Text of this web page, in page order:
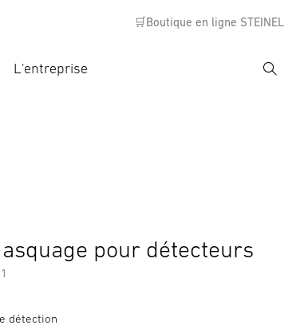
🛒Boutique en ligne STEINEL
L'entreprise
pour détecteurs
détection